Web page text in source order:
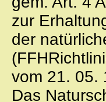
zur
der
vom 21. 05.
Das